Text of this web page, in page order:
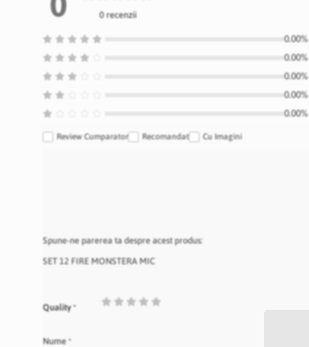
0 recenzii
Review Cumparator Recomandat Cu Imagini
Spune-ne parerea ta despre acest produs:
SET 12 FIRE MONSTERA MIC
Quality
1
2
3
4
Nume